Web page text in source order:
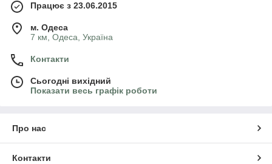
Працює з 23.06.2015
м. Одеса
7 км, Одеса, Україна
Контакти
Сьогодні вихідний
Показати весь графік роботи
Про нас
Контакти